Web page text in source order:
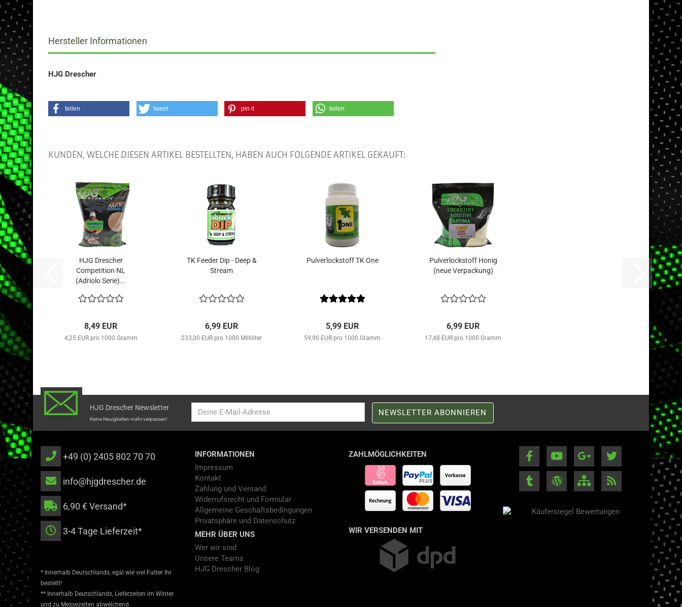
Hersteller Informationen
HJG Drescher
teilen tweet pin it teilen
KUNDEN, WELCHE DIESEN ARTIKEL BESTELLTEN, HABEN AUCH FOLGENDE ARTIKEL GEKAUFT:
HJG Drescher
Competition NL
(Adriolo Serie)...
8,49 EUR
4,25 EUR pro 1000 Gramm
TK Feeder Dip - Deep &
Stream
6,99 EUR
233,00 EUR pro 1000 Milliliter
Pulverlockstoff TK One
5,99 EUR
59,90 EUR pro 1000 Gramm
Pulverlockstoff Honig
(neue Verpackung)
6,99 EUR
17,48 EUR pro 1000 Gramm
HJG Drescher Newsletter
Keine Neuigkeiten mehr verpassen!
+49 (0) 2405 802 70 70
info@hjgdrescher.de
6,90 € Versand*
3-4 Tage Lieferzeit*
* Innerhalb Deutschlands, egal wie viel Futter Ihr
bestellt!
** Innerhalb Deutschlands, Lieferzeiten im Winter
und zu Messezeiten abweichend
INFORMATIONEN
Impressum
Kontakt
Zahlung und Versand
Widerrufsrecht und Formular
Allgemeine Geschäftsbedingungen
Privatsphäre und Datenschutz
MEHR ÜBER UNS
Wer wir sind
Unsere Teams
HJG Drescher Blog
ZAHLMÖGLICHKEITEN
WIR VERSENDEN MIT